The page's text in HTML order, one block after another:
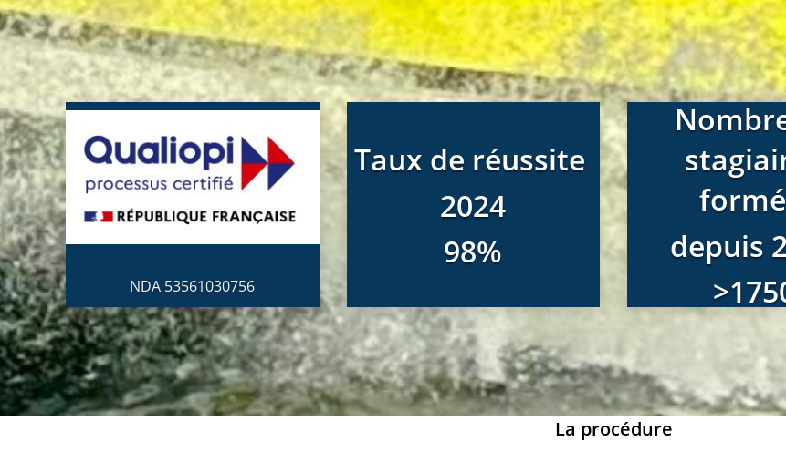
NDA 53561030756
Taux de réussite
2024
98%
depuis
La procédure